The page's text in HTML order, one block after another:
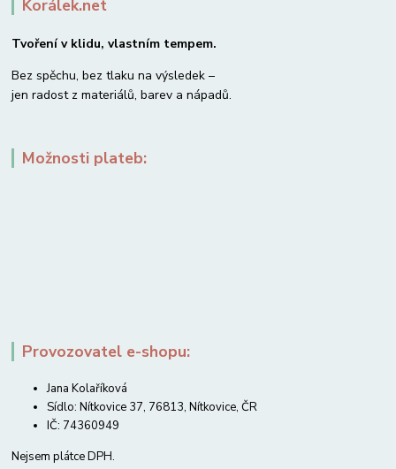
Korálek.net
Tvoření v klidu, vlastním tempem.
Bez spěchu, bez tlaku na výsledek –
jen radost z materiálů, barev a nápadů.
Možnosti plateb:
Provozovatel e-shopu:
Jana Kolaříková
Sídlo: Nítkovice 37, 76813, Nítkovice, ČR
IČ: 74360949
Nejsem plátce DPH.